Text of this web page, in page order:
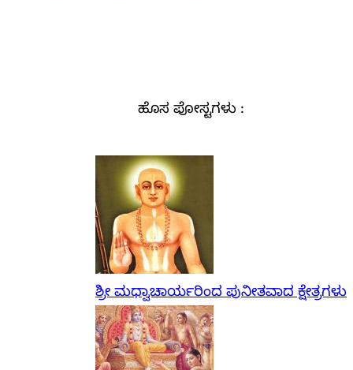
ಹೊಸ ಪೋಸ್ಟಗಳು :
ಶ್ರೀ ಮಧ್ವಾಚಾರ್ಯರಿಂದ ಪುನೀತವಾದ ಕ್ಷೇತ್ರಗಳು